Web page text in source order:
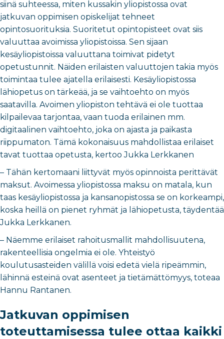
siinä suhteessa, miten kussakin yliopistossa ovat
jatkuvan oppimisen opiskelijat tehneet
opintosuorituksia. Suoritetut opintopisteet ovat siis
valuuttaa avoimissa yliopistoissa. Sen sijaan
kesäyliopistoissa valuuttana toimivat pidetyt
opetustunnit. Näiden erilaisten valuuttojen takia myös
toimintaa tulee ajatella erilaisesti. Kesäyliopistossa
lähiopetus on tärkeää, ja se vaihtoehto on myös
saatavilla. Avoimen yliopiston tehtävä ei ole tuottaa
kilpailevaa tarjontaa, vaan tuoda erilainen mm.
digitaalinen vaihtoehto, joka on ajasta ja paikasta
riippumaton. Tämä kokonaisuus mahdollistaa erilaiset
tavat tuottaa opetusta, kertoo Jukka Lerkkanen
– Tähän kertomaani liittyvät myös opinnoista perittävät
maksut. Avoimessa yliopistossa maksu on matala, kun
taas kesäyliopistossa ja kansanopistossa se on korkeampi,
koska heillä on pienet ryhmät ja lähiopetusta, täydentää
Jukka Lerkkanen.
– Näemme erilaiset rahoitusmallit mahdollisuutena,
rakenteellisia ongelmia ei ole. Yhteistyö
koulutusasteiden välillä voisi edetä vielä ripeämmin,
lähinnä esteinä ovat asenteet ja tietämättömyys, toteaa
Hannu Rantanen.
Jatkuvan oppimisen
toteuttamisessa tulee ottaa kaikki